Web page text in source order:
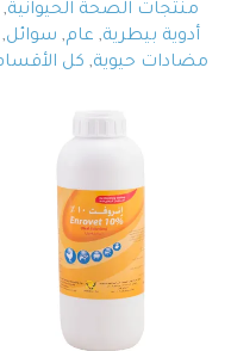
منتجات الصحة الحيوانية,
أدوية بيطرية, عام, سوائل,
مضادات حيوية, كل